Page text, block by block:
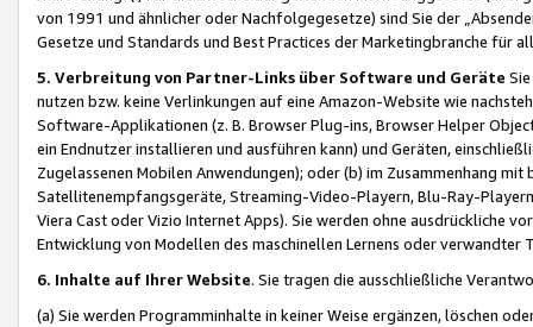
von 1991 und ähnlicher oder Nachfolgegesetze) sind Sie der
Gesetze und Standards und Best Practices der Marketingbranche für
5. Verbreitung von Partner-Links über Software und Geräte
nutzen bzw. keine Verlinkungen auf eine Amazon-Website wie
Software-Applikationen (z. B. Browser Plug-ins, Browser Helper
ein Endnutzer installieren und ausführen kann) und Geräten,
Zugelassenen Mobilen Anwendungen); oder (b) im Zusammenhang
Satellitenempfangsgeräte, Streaming-Video-Playern, Blu-Ray-
Viera Cast oder Vizio Internet Apps). Sie werden ohne ausdrückliche
Entwicklung von Modellen des maschinellen Lernens oder
6. Inhalte auf Ihrer Website. Sie tragen die ausschließliche
(a) Sie werden Programminhalte in keiner Weise ergänzen, löschen